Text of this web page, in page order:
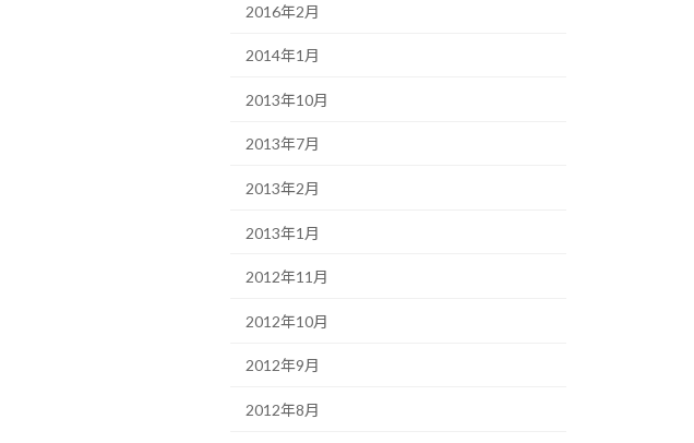
2016年2月
2014年1月
2013年10月
2013年7月
2013年2月
2013年1月
2012年11月
2012年10月
2012年9月
2012年8月